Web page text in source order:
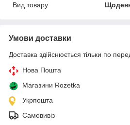
Вид товару
Умови доставки
Доставка здійснюється тільки по
Нова Пошта
Магазини Rozetka
Укрпошта
Самовивіз